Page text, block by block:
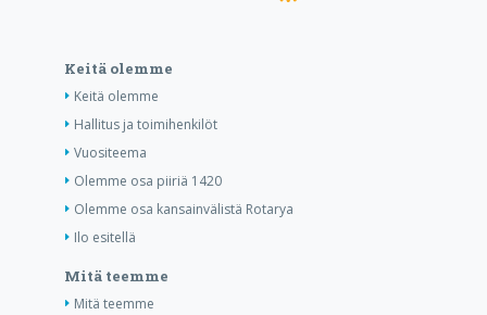
Keitä olemme
Keitä olemme
Hallitus ja toimihenkilöt
Vuositeema
Olemme osa piiriä 1420
Olemme osa kansainvälistä Rotarya
Ilo esitellä
Mitä teemme
Mitä teemme